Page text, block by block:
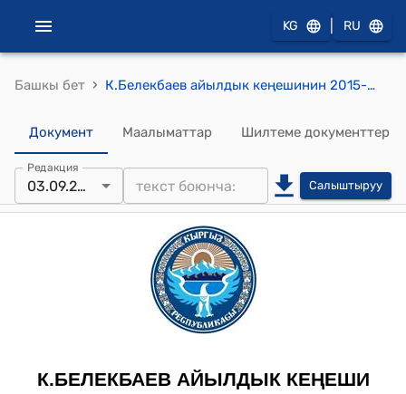
KG RU
Башкы бет › К.Белекбаев айылдык кеңешинин 2015-жылдын 3-сентябрындагы № 19/3 "Кыргыз Республикасынын Өкмөтүнүн тапшырмасы боюнча айыл өкмөткө чакан ишканаларды куруу боюнча Кызыл-Кыштоо айылынан Ош Эркеш-Там жолунун боюнан жер тилкесин бөлүү жөнүндө" токтому
Документ Маалыматтар Шилтеме документтер
Редакция
03.09.2015 Салыштыруу